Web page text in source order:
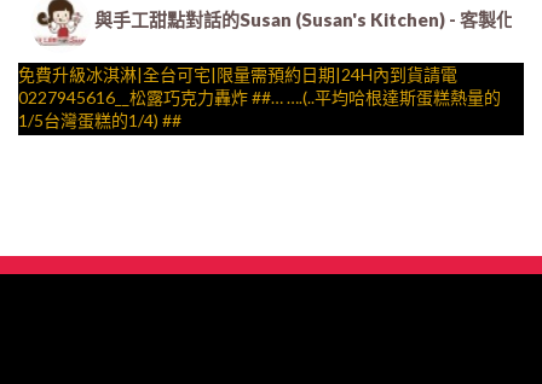
與手工甜點對話的Susan (Susan's Kitchen) - 客製化
免費升級冰淇淋|全台可宅|限量需預約日期|24H內到貨請電
0227945616__松露巧克力轟炸 ##… ….(..平均哈根達斯蛋糕熱量的
1/5台灣蛋糕的1/4) ##